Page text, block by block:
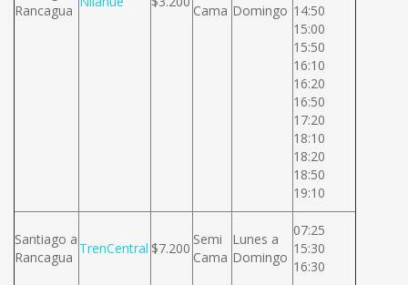
Rancagua
Cama Domingo 14:50
15:00
15:50
16:10
16:20
16:50
17:20
18:10
18:20
18:50
19:10
Santiago a
Rancagua
TrenCentral $7.200
Semi
Cama
Lunes a
Domingo
07:25
15:30
16:30